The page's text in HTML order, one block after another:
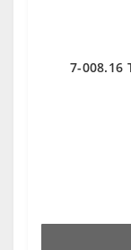
7-008.16